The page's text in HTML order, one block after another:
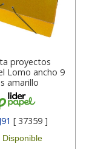
proyectos
Lomo ancho 9
amarillo
[ 37359 ]
Disponible